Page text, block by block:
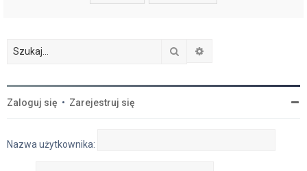
Szukaj
Zaloguj się • Zarejestruj się
Nazwa użytkownika: